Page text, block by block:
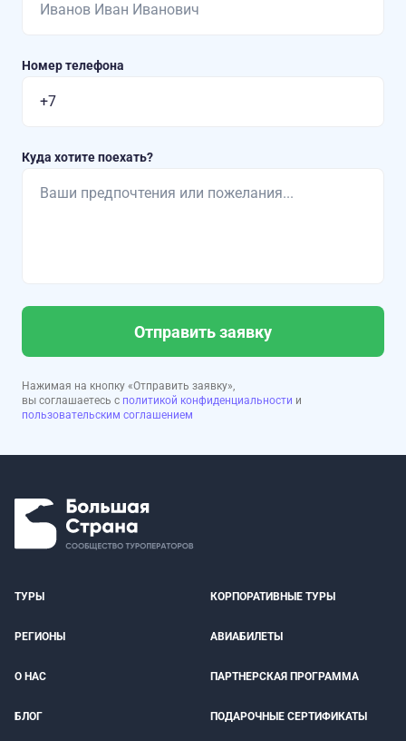
Номер телефона
Куда хотите поехать?
Отправить заявку
Нажимая на кнопку «Отправить заявку»,
вы соглашаетесь с политикой конфиденциальности и
пользовательским соглашением
ТУРЫ КОРПОРАТИВНЫЕ ТУРЫ
РЕГИОНЫ АВИАБИЛЕТЫ
О НАС ПАРТНЕРСКАЯ ПРОГРАММА
БЛОГ ПОДАРОЧНЫЕ СЕРТИФИКАТЫ